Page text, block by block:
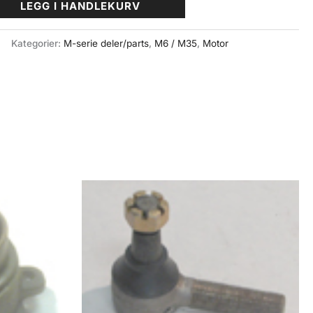
LEGG I HANDLEKURV
Kategorier: M-serie deler/parts, M6 / M35, Motor